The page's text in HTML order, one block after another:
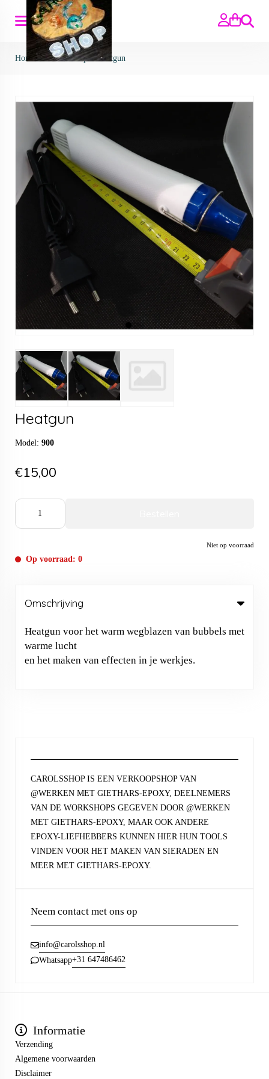
Zoeken
Home>Gereedschap>Heatgun
Heatgun
Model: 900
€15,00
Niet op voorraad
Op voorraad: 0
Omschrijving
Heatgun voor het warm wegblazen van bubbels met
warme lucht
en het maken van effecten in je werkjes.
CAROLSSHOP IS EEN VERKOOPSHOP VAN
@WERKEN MET GIETHARS-EPOXY, DEELNEMERS
VAN DE WORKSHOPS GEGEVEN DOOR @WERKEN
MET GIETHARS-EPOXY, MAAR OOK ANDERE
EPOXY-LIEFHEBBERS KUNNEN HIER HUN TOOLS
VINDEN VOOR HET MAKEN VAN SIERADEN EN
MEER MET GIETHARS-EPOXY.
Neem contact met ons op
info@carolsshop.nl
Whatsapp+31 647486462
Informatie
Verzending
Algemene voorwaarden
Disclaimer